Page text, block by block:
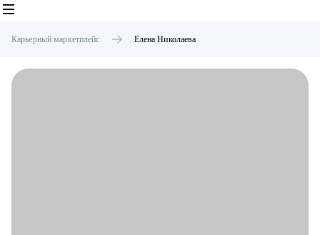
Карьерный маркетплейс Елена Николаева